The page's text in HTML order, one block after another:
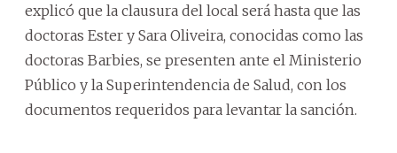
explicó que la clausura del local será hasta que las
doctoras Ester y Sara Oliveira, conocidas como las
doctoras Barbies, se presenten ante el Ministerio
Público y la Superintendencia de Salud, con los
documentos requeridos para levantar la sanción.